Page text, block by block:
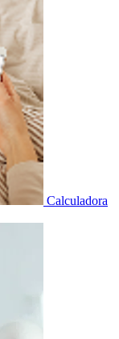
Calculadora